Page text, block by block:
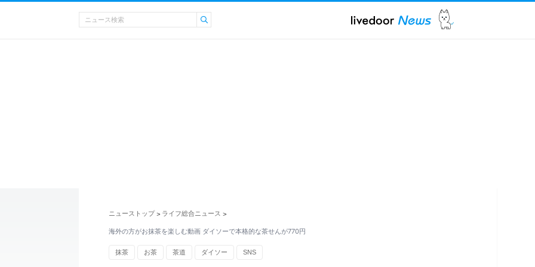
ニューストップ > ライフ総合ニュース >
海外の方がお抹茶を楽しむ動画 ダイソーで本格的な茶せんが770円
抹茶 お茶 茶道 ダイソー SNS